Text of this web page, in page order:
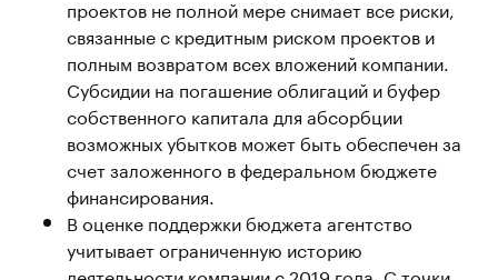
проектов не полной мере снимает все риски,
связанные с кредитным риском проектов и
полным возвратом всех вложений компании.
Субсидии на погашение облигаций и буфер
собственного капитала для абсорбции
возможных убытков может быть обеспечен за
счет заложенного в федеральном бюджете
финансирования.
В оценке поддержки бюджета агентство
учитывает ограниченную историю